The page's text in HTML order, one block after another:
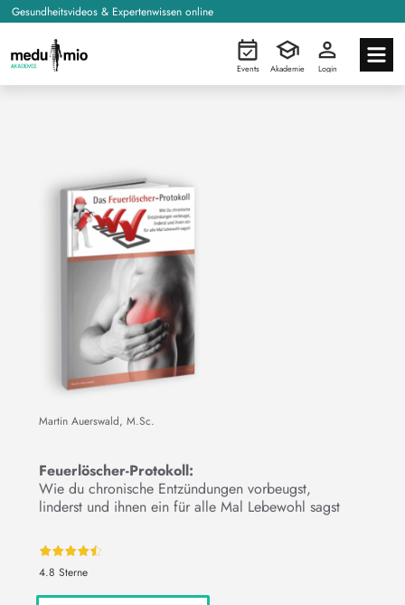
Gesundheitsvideos & Expertenwissen online
Events Akademie Login
Martin Auerswald, M.Sc.
Feuerlöscher-Protokoll:
Wie du chronische Entzündungen vorbeugst,
linderst und ihnen ein für alle Mal Lebewohl sagst
4.8 Sterne